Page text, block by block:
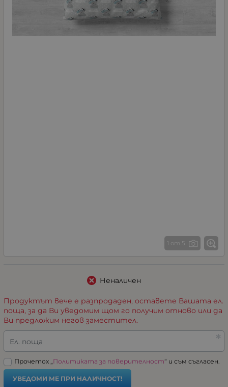
1 от 5
Неналичен
Продуктът вече е разпродаден, оставете Вашата ел.
поща, за да Ви уведомим щом го получим отново или да
Ви предложим негов заместител.
Ел. поща
Прочетох „ Политиката за поверителност“ и съм съгласен.
УВЕДОМИ МЕ ПРИ НАЛИЧНОСТ!